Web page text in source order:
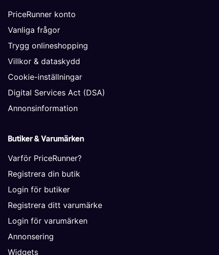
PriceRunner konto
Vanliga frågor
Trygg onlineshopping
Villkor & dataskydd
Cookie-inställningar
Digital Services Act (DSA)
Annonsinformation
Butiker & Varumärken
Varför PriceRunner?
Registrera din butik
Login för butiker
Registrera ditt varumärke
Login för varumärken
Annonsering
Widgets